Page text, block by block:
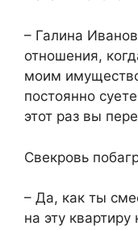
​– Галина
отношения,
моим
постоянно
этот раз вы
​Свекровь
​– Да, как ты
на эту